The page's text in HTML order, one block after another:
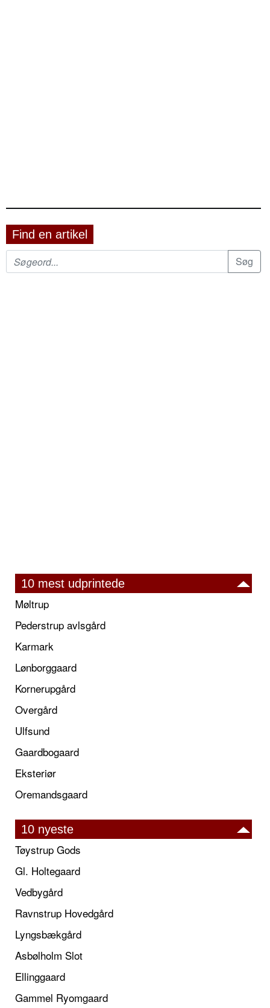
Find en artikel
10 mest udprintede
Møltrup
Pederstrup avlsgård
Karmark
Lønborggaard
Kornerupgård
Overgård
Ulfsund
Gaardbogaard
Eksteriør
Oremandsgaard
10 nyeste
Tøystrup Gods
Gl. Holtegaard
Vedbygård
Ravnstrup Hovedgård
Lyngsbækgård
Asbølholm Slot
Ellinggaard
Gammel Ryomgaard